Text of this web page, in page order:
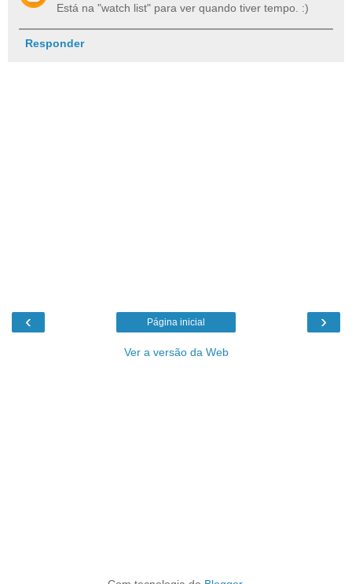
Está na "watch list" para ver quando tiver tempo. :)
Responder
‹ ›
Página inicial
Ver a versão da Web